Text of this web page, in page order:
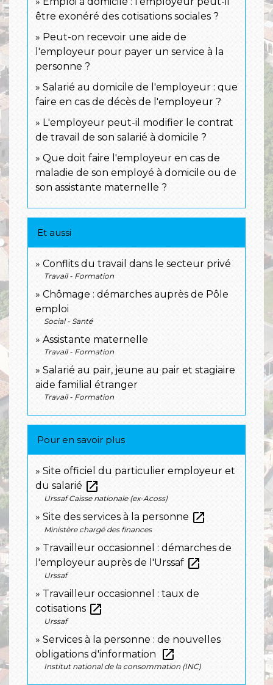
être exonéré des cotisations sociales ?
Peut-on recevoir une aide de
l'employeur pour payer un service à la
personne ?
Salarié au domicile de l'employeur : que
faire en cas de décès de l'employeur ?
L'employeur peut-il modifier le contrat
de travail de son salarié à domicile ?
Que doit faire l'employeur en cas de
maladie de son employé à domicile ou de
son assistante maternelle ?
Et aussi
Conflits du travail dans le secteur privé
Travail - Formation
Chômage : démarches auprès de Pôle
emploi
Social - Santé
Assistante maternelle
Travail - Formation
Salarié au pair, jeune au pair et stagiaire
aide familial étranger
Travail - Formation
Pour en savoir plus
Site officiel du particulier employeur et
du salarié open_in_new
Urssaf Caisse nationale (ex-Acoss)
Site des services à la personne open_in_new
Ministère chargé des finances
Travailleur occasionnel : démarches de
l'employeur auprès de l'Urssaf open_in_new
Urssaf
Travailleur occasionnel : taux de
cotisations open_in_new
Urssaf
Services à la personne : de nouvelles
obligations d'information
open_in_new
Institut national de la consommation (INC)